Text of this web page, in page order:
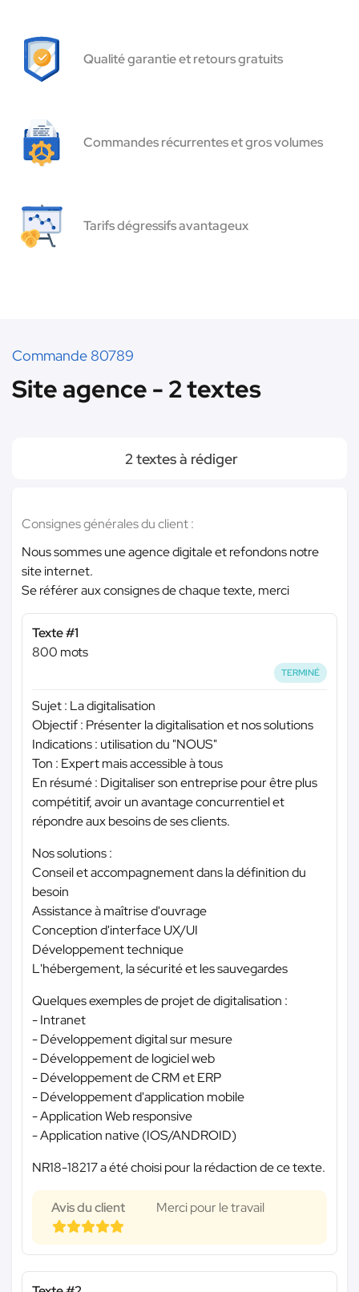
Qualité garantie et retours gratuits
Commandes récurrentes et gros volumes
Tarifs dégressifs avantageux
Commande 80789
Site agence - 2 textes
2 textes à rédiger
Consignes générales du client :
Nous sommes une agence digitale et refondons notre
site internet.
Se référer aux consignes de chaque texte, merci
Texte #1
800 mots
TERMINÉ
Sujet : La digitalisation
Objectif : Présenter la digitalisation et nos solutions
Indications : utilisation du "NOUS"
Ton : Expert mais accessible à tous
En résumé : Digitaliser son entreprise pour être plus
compétitif, avoir un avantage concurrentiel et
répondre aux besoins de ses clients.
Nos solutions :
Conseil et accompagnement dans la définition du
besoin
Assistance à maîtrise d'ouvrage
Conception d'interface UX/UI
Développement technique
L'hébergement, la sécurité et les sauvegardes
Quelques exemples de projet de digitalisation :
- Intranet
- Développement digital sur mesure
- Développement de logiciel web
- Développement de CRM et ERP
- Développement d'application mobile
- Application Web responsive
- Application native (IOS/ANDROID)
NR18-18217 a été choisi pour la rédaction de ce texte.
Avis du client Merci pour le travail